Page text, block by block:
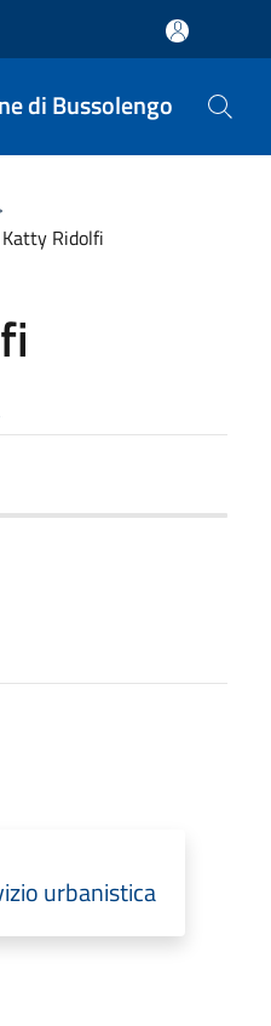
di Bussolengo
Katty Ridolfi
urbanistica